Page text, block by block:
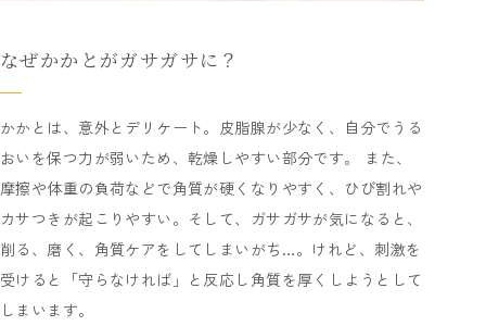
なぜかかとがガサガサに？
かかとは、意外とデリケート。皮脂腺が少なく、自分でうる
おいを保つ力が弱いため、乾燥しやすい部分です。 また、
摩擦や体重の負荷などで角質が硬くなりやすく、ひび割れや
カサつきが起こりやすい。そして、ガサガサが気になると、
削る、磨く、角質ケアをしてしまいがち…。けれど、刺激を
受けると「守らなければ」と反応し角質を厚くしようとして
しまいます。